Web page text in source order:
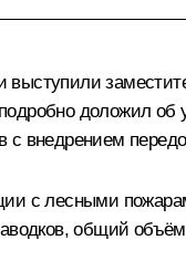
выступили
доложил об
внедрением
с лесными
общий